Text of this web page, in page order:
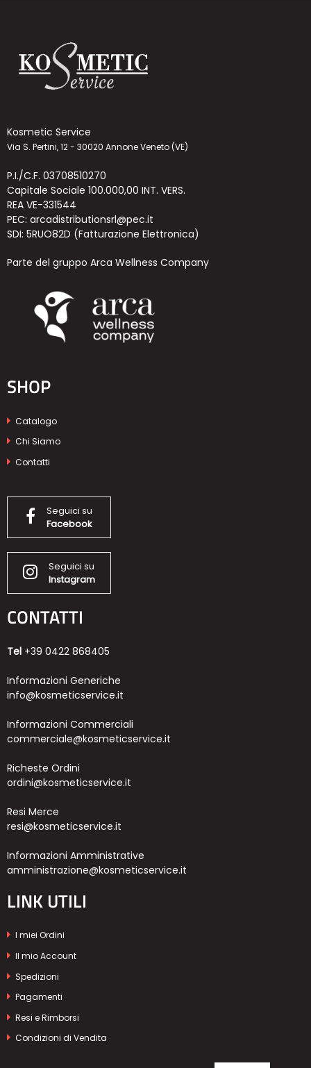
Kosmetic Service
Via S. Pertini, 12 - 30020 Annone Veneto (VE)
P.I./C.F. 03708510270
Capitale Sociale 100.000,00 INT. VERS.
REA VE-331544
PEC: arcadistributionsrl@pec.it
SDI: 5RUO82D (Fatturazione Elettronica)
Parte del gruppo Arca Wellness Company
SHOP
Catalogo
Chi Siamo
Contatti
Seguici su
Facebook
Seguici su
Instagram
CONTATTI
Tel +39 0422 868405
Informazioni Generiche
info@kosmeticservice.it
Informazioni Commerciali
commerciale@kosmeticservice.it
Richeste Ordini
ordini@kosmeticservice.it
Resi Merce
resi@kosmeticservice.it
Informazioni Amministrative
amministrazione@kosmeticservice.it
LINK UTILI
I miei Ordini
Il mio Account
Spedizioni
Pagamenti
Resi e Rimborsi
Condizioni di Vendita